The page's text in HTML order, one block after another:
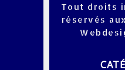
Tout droits
réservés